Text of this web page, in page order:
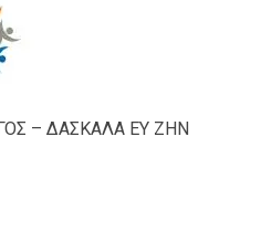
– ΔΑΣΚΑΛΑ ΕΥ ΖΗΝ